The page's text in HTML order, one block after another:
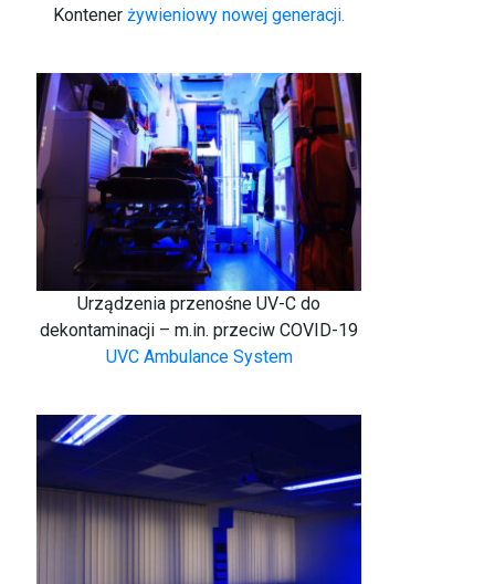
Kontener żywieniowy nowej generacji.
Urządzenia przenośne UV-C do
dekontaminacji – m.in. przeciw COVID-19
UVC Ambulance System